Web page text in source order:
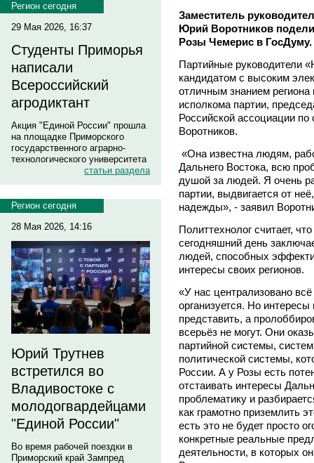
Регион сегодня
29 Мая 2026, 16:37
Студенты Приморья
написали
Всероссийский
агродиктант
Акция "Единой России" прошла
на площадке Приморского
государственного аграрно-
технологического университета
статьи раздела
Регион сегодня
28 Мая 2026, 14:16
Юрий Трутнев
встретился во
Владивостоке с
молодогвардейцами
"Единой России"
Во время рабочей поездки в
Приморский край Зампред
Заместитель
Юрий Воротников
Розы Чемерис в ГосДуму.
Партийные руководители
кандидатом с высоким
отличным знанием региона
исполкома партии,
Российской ассоциации
Воротников.
«Она известна людям,
Дальнего Востока, всю
душой за людей. Я очень
партии, выдвигается от
надежды», - заявил
Политтехнолог считает,
сегодняшний день
людей, способных
интересы своих регионов.
«У нас централизовано
организуется. Но интересы
представить, а
всерьёз не могут. Они
партийной системы,
политической системы,
России. А у Розы есть
отстаивать интересы
проблематику и
как грамотно приземлить
есть это не будет просто
конкретные реальные
деятельности, в которых